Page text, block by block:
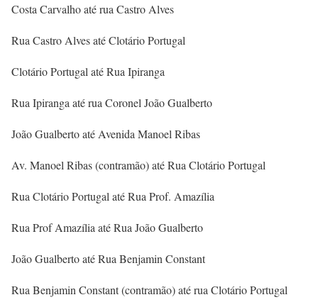
Costa Carvalho até rua Castro Alves
Rua Castro Alves até Clotário Portugal
Clotário Portugal até Rua Ipiranga
Rua Ipiranga até rua Coronel João Gualberto
João Gualberto até Avenida Manoel Ribas
Av. Manoel Ribas (contramão) até Rua Clotário Portugal
Rua Clotário Portugal até Rua Prof. Amazília
Rua Prof Amazília até Rua João Gualberto
João Gualberto até Rua Benjamin Constant
Rua Benjamin Constant (contramão) até rua Clotário Portugal